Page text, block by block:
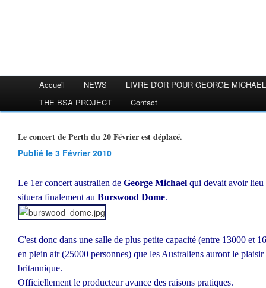
Accueil NEWS
LIVRE D'OR POUR GEORGE MICHAEL
THE BSA PROJECT
Contact
Le concert de Perth du 20 Février est déplacé.
Publié le 3 Février 2010
Le 1er concert australien de George Michael qui devait avoir
situera finalement au Burswood Dome.
C'est donc dans une salle de plus petite capacité (entre 13000 et
en plein air (25000 personnes) que les Australiens auront le
britannique.
Officiellement le producteur avance des raisons pratiques.